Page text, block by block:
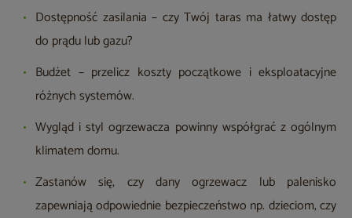
Dostępność zasilania – czy Twój taras ma łatwy dostęp
do prądu lub gazu?
Budżet – przelicz koszty początkowe i eksploatacyjne
różnych systemów.
Wygląd i styl ogrzewacza powinny współgrać z ogólnym
klimatem domu.
Zastanów się, czy dany ogrzewacz lub palenisko
zapewniają odpowiednie bezpieczeństwo np. dzieciom, czy